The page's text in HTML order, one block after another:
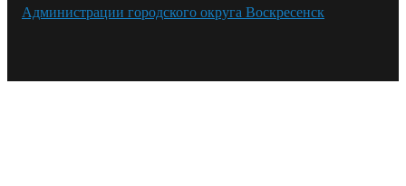
Администрации городского округа Воскресенск